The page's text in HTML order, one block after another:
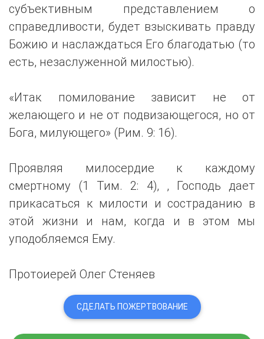
субъективным представлением о
справедливости, будет взыскивать правду
Божию и наслаждаться Его благодатью (то
есть, незаслуженной милостью).
«Итак помилование зависит не от
желающего и не от подвизающегося, но от
Бога, милующего» (Рим. 9: 16).
Проявляя милосердие к каждому
смертному (1 Тим. 2: 4), , Господь дает
прикасаться к милости и состраданию в
этой жизни и нам, когда и в этом мы
уподобляемся Ему.
Протоиерей Олег Стеняев
СДЕЛАТЬ ПОЖЕРТВОВАНИЕ